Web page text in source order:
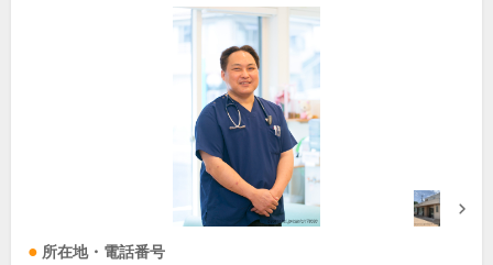
所在地・電話番号